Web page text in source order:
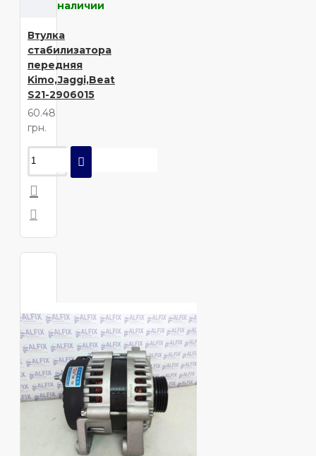
наличии
Втулка
стабилизатора
передняя
Kimo,Jaggi,Beat
S21-2906015
60.48
грн.